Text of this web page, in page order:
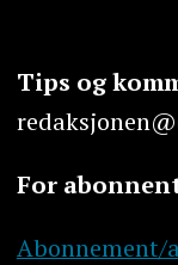
Tips og
For
Abonnement/